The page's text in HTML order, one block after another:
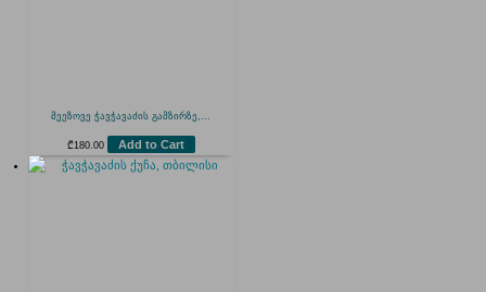
მეეზოვე ჭავჭავაძის გამზირზე,...
₾ 180.00 Add to Cart